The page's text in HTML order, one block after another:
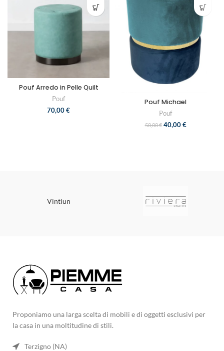
Pouf Arredo in Pelle Quilt
Pouf
70,00 €
Pouf Michael
Pouf
50,00€ 40,00 €
Vintiun
Proponiamo una larga scelta di mobili e di oggetti esclusivi per
la casa in una moltitudine di stili.
Terzigno (NA)